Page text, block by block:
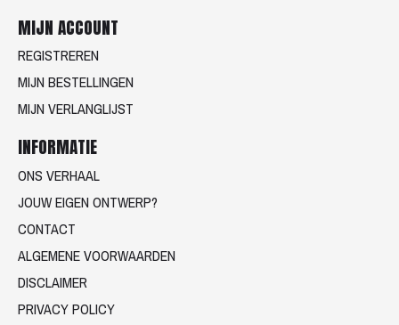
MIJN ACCOUNT
REGISTREREN
MIJN BESTELLINGEN
MIJN VERLANGLIJST
INFORMATIE
ONS VERHAAL
JOUW EIGEN ONTWERP?
CONTACT
ALGEMENE VOORWAARDEN
DISCLAIMER
PRIVACY POLICY